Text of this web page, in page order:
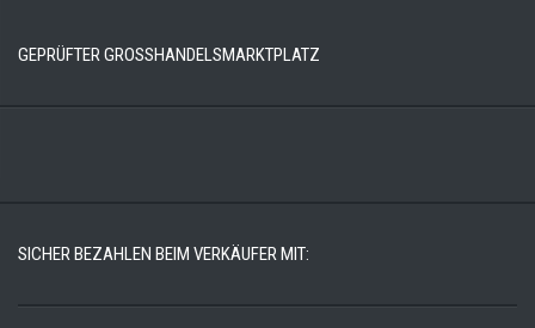
GEPRÜFTER GROSSHANDELSMARKTPLATZ
SICHER BEZAHLEN BEIM VERKÄUFER MIT: